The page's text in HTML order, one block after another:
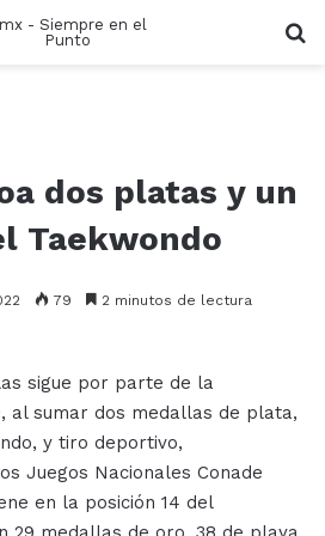
dos platas y un
Taekwondo
79 2 minutos de lectura
sigue por parte de la
al sumar dos medallas de plata,
y tiro deportivo,
Juegos Nacionales Conade
en la posición 14 del